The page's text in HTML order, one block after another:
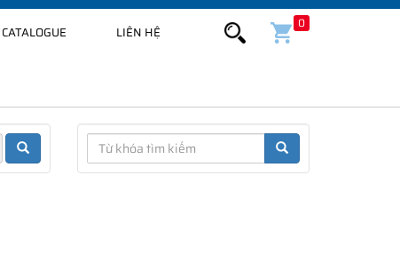
CATALOGUE LIÊN HỆ
0